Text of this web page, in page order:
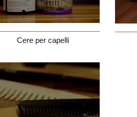
Cere per capelli